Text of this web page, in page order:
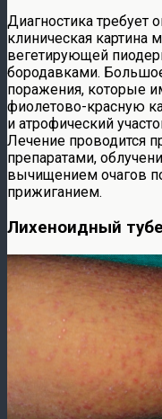
Диагностика требует
клиническая картина
вегетирующей
бородавками.
поражения, которые
фиолетово-красную
и атрофический
Лечение проводится
препаратами,
вычищением очагов
прижиганием.
Лихеноидный